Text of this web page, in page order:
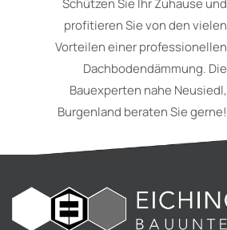
Schützen Sie Ihr Zuhause und
profitieren Sie von den vielen
Vorteilen einer professionellen
Dachbodendämmung. Die
Bauexperten nahe Neusiedl,
Burgenland beraten Sie gerne!